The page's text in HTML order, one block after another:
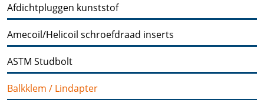
Afdichtpluggen kunststof
Amecoil/Helicoil schroefdraad inserts
ASTM Studbolt
Balkklem / Lindapter